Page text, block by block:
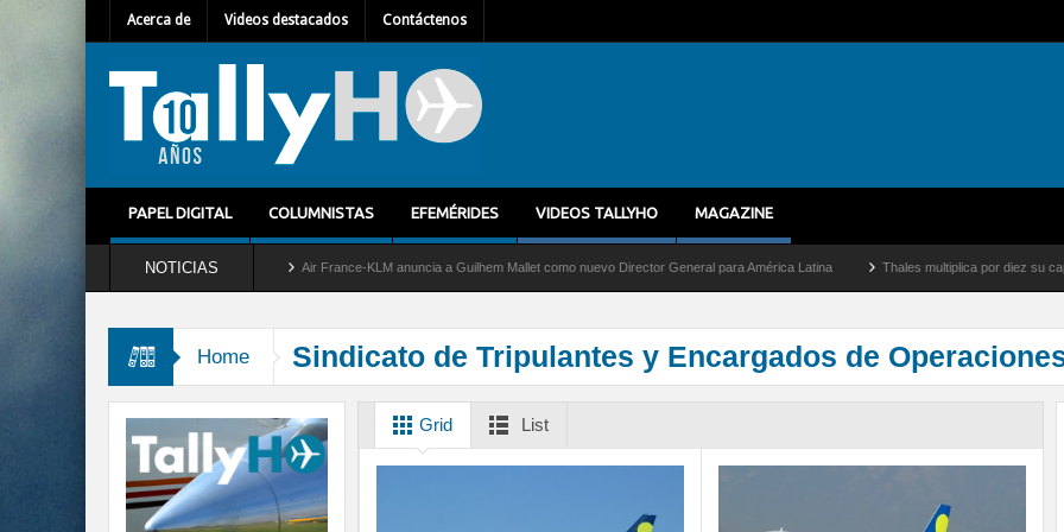
Acerca de Videos destacados Contáctenos
PAPEL DIGITAL COLUMNISTAS EFEMÉRIDES VIDEOS TALLYHO MAGAZINE
NOTICIAS
del servicio al C-2 Greyhound Air France-KLM anuncia a Guilhem Mallet como nuevo Director General para América Latina Thales multiplica por diez su capacidad
Home Sindicato de Tripulantes y Encargados de
Grid List